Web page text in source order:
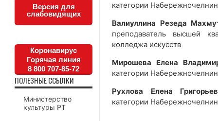
категории
Валиуллина Резеда
преподаватель высшей
колледжа искусств
Мирошева Елена
категории
Рухлова Елена
категории
Версия для
слабовидящих
Коронавирус
Горячая линия
8 800 707-85-72
ПОЛЕЗНЫЕ ССЫЛКИ
Министерство
культуры РТ